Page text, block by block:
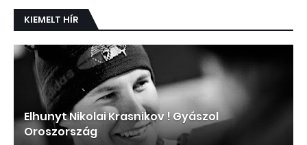
KIEMELT HÍR
Elhunyt Nikolai Krasnikov ! Gyászol
Oroszország